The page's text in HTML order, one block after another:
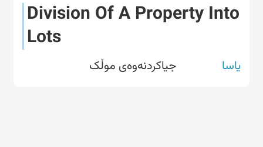
Division Of A Property Into
Lots
یاسا جیاکردنەوەی موڵک